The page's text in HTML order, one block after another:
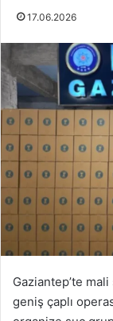
17.06.2026
Gaziantep’te mali
geniş çaplı